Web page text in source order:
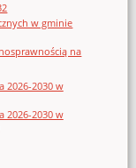
w gminie
na
2026-2030 w
2026-2030 w